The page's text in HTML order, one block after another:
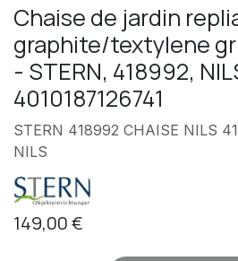
Chaise de jardin
graphite/textylene
- STERN, 418992,
4010187126741
STERN 418992 CHAISE NILS
NILS
149,00€